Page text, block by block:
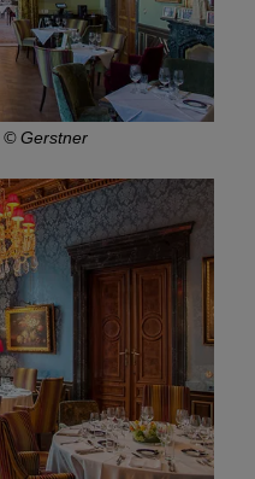
© Gerstner